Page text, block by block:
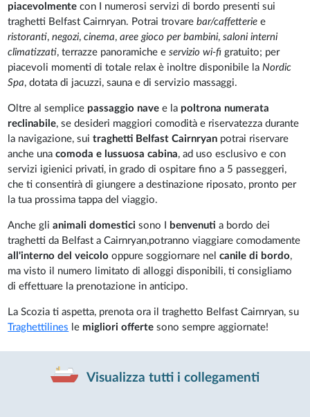
piacevolmentecon I numerosi servizi di bordo presenti sui
traghetti Belfast Cairnryan. Potrai trovarebar/caffetterie e
ristoranti,negozi,cinema,aree gioco per bambini,saloni interni
climatizzati, terrazze panoramiche eservizio wi-fi gratuito; per
piacevoli momenti di totale relax è inoltre disponibile laNordic
Spa, dotata di jacuzzi, sauna e di servizio massaggi.
Oltre al semplice passaggio nave e la poltrona numerata
reclinabile, se desideri maggiori comodità e riservatezza durante
la navigazione, suitraghetti Belfast Cairnryan potrai riservare
anche unacomoda e lussuosa cabina, ad uso esclusivo e con
servizi igienici privati, in grado di ospitare fino a 5 passeggeri,
che ti consentirà di giungere a destinazione riposato, pronto per
la tua prossima tappa del viaggio.
Anche glianimali domestici sono I benvenutia bordo dei
traghetti da Belfast a Cairnryan,potranno viaggiare comodamente
all'interno del veicolo oppure soggiornare nelcanile di bordo,
ma visto il numero limitato di alloggi disponibili, ti consigliamo
di effettuare la prenotazione in anticipo.
La Scozia ti aspetta, prenota ora il traghetto Belfast Cairnryan, su
Traghettilines le migliori offerte sono sempre aggiornate!
Visualizza tutti i collegamenti